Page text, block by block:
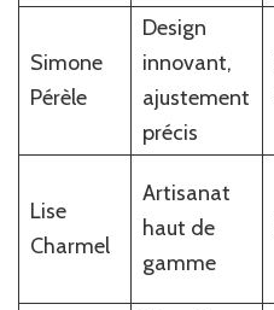
Simone
Pérèle
Design
innovant,
ajustement
précis
Lise
Charmel
Artisanat
haut de
gamme